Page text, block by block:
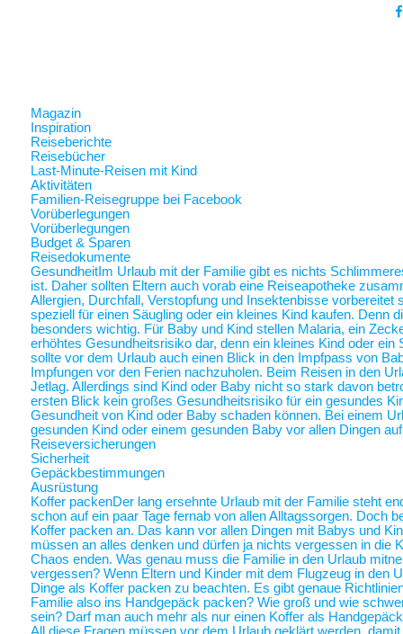
Magazin
Inspiration
Reiseberichte
Reisebücher
Last-Minute-Reisen mit Kind
Aktivitäten
Familien-Reisegruppe bei Facebook
Vorüberlegungen
Vorüberlegungen
Budget & Sparen
Reisedokumente
Gesundheit Im Urlaub mit der Familie gibt es nichts
ist. Daher sollten Eltern auch vorab eine Reiseapotheke
Allergien, Durchfall, Verstopfung und Insektenbisse
speziell für einen Säugling oder ein kleines Kind kaufen. Denn
besonders wichtig. Für Baby und Kind stellen Malaria, ein
erhöhtes Gesundheitsrisiko dar, denn ein kleines Kind oder
sollte vor dem Urlaub auch einen Blick in den Impfpass von
Impfungen vor den Ferien nachzuholen. Beim Reisen in den
Jetlag. Allerdings sind Kind oder Baby nicht so stark davon
ersten Blick kein großes Gesundheitsrisiko für ein gesundes
Gesundheit von Kind oder Baby schaden können. Bei einem
gesunden Kind oder einem gesunden Baby vor allen Dingen
Reiseversicherungen
Sicherheit
Gepäckbestimmungen
Ausrüstung
Koffer packenDer lang ersehnte Urlaub mit der Familie steht
schon auf ein paar Tage fernab von allen Alltagssorgen. Doch
Koffer packen an. Das kann vor allen Dingen mit Babys und
müssen an alles denken und dürfen ja nichts vergessen in die
Chaos enden. Was genau muss die Familie in den Urlaub
vergessen? Wenn Eltern und Kinder mit dem Flugzeug in den
Dinge als Koffer packen zu beachten. Es gibt genaue
Familie also ins Handgepäck packen? Wie groß und wie
sein? Darf man auch mehr als nur einen Koffer als